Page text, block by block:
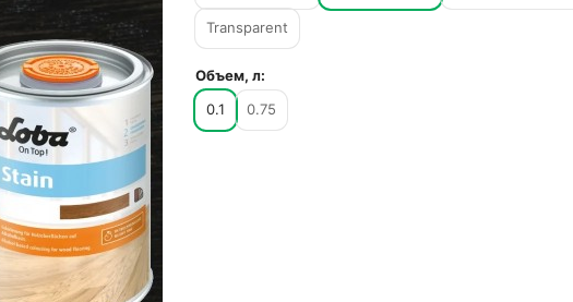
Transparent
Объем, л:
0.1
0.75